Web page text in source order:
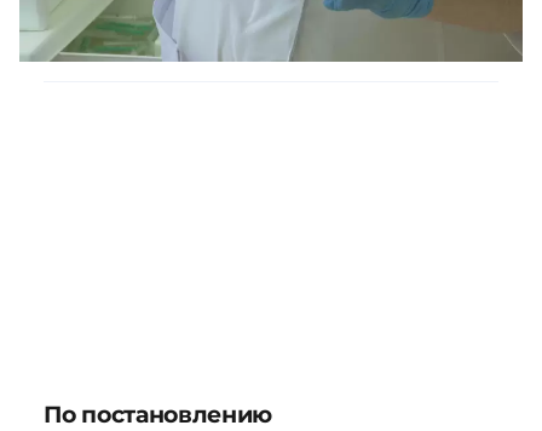
По постановлению